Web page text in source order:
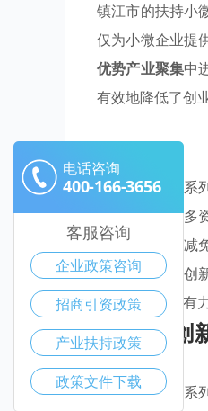
镇江市的扶持小
仅为小微企业提
优势产业聚集中
有效地降低了创
镇江市通过一系
聚集，引导更多
金支持和税收减
利益，更通过创
续发展提供强有
镇江市通过一系
电话咨询
400-166-3656
客服咨询
企业政策咨询
招商引资政策
产业扶持政策
政策文件下载